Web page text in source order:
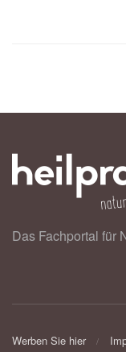
Das Fachportal für
Werben Sie hier